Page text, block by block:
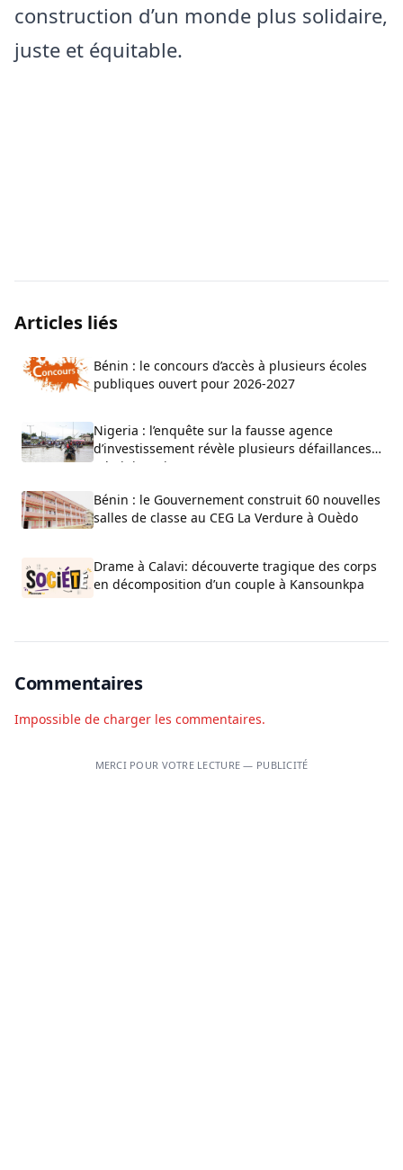
construction d’un monde plus solidaire,
juste et équitable.
Articles liés
Bénin : le concours d’accès à plusieurs écoles
publiques ouvert pour 2026-2027
Nigeria : l’enquête sur la fausse agence
d’investissement révèle plusieurs défaillances
administratives
Bénin : le Gouvernement construit 60 nouvelles
salles de classe au CEG La Verdure à Ouèdo
Drame à Calavi: découverte tragique des corps
en décomposition d’un couple à Kansounkpa
Commentaires
Impossible de charger les commentaires.
MERCI POUR VOTRE LECTURE — PUBLICITÉ